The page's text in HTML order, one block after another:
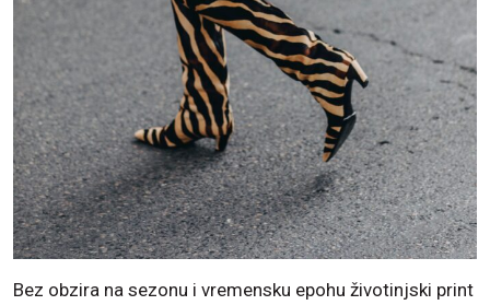
Bez obzira na sezonu i vremensku epohu životinjski print